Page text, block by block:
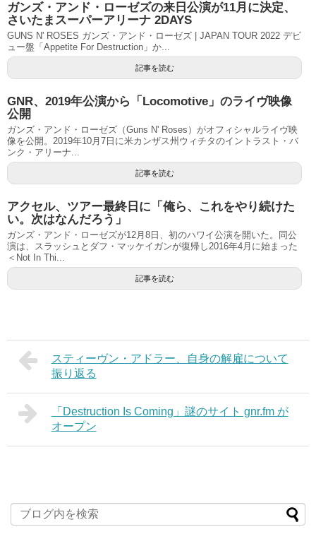
ガンズ・アンド・ローゼズの来日公演が11月に決定、
さいたまスーパーアリーナ 2DAYS
GUNS N' ROSES ガンズ・アンド・ローゼズ | JAPAN TOUR 2022 デビ
ュー盤「Appetite For Destruction」か...
記事を読む
GNR、2019年公演から「Locomotive」のライヴ映像
公開
ガンズ・アンド・ローゼズ（Guns N' Roses）がオフィシャルライヴ映
像を公開。2019年10月7日に米カンザス州ウィチタのイントラスト・バ
ンク・アリーナ...
記事を読む
アクセル、ツアー最終日に「俺ら、これをやり続けた
い。次はなんだろう」
ガンズ・アンド・ローゼズが12月8日、初のハワイ公演を開いた。同公
演は、スラッシュとダフ・マッケイガンが復帰し2016年4月に始まった
＜Not In Thi...
記事を読む
スティーヴン・アドラー、自身の解雇について
振り返る
「Destruction Is Coming」謎のサイト gnr.fm が
オープン